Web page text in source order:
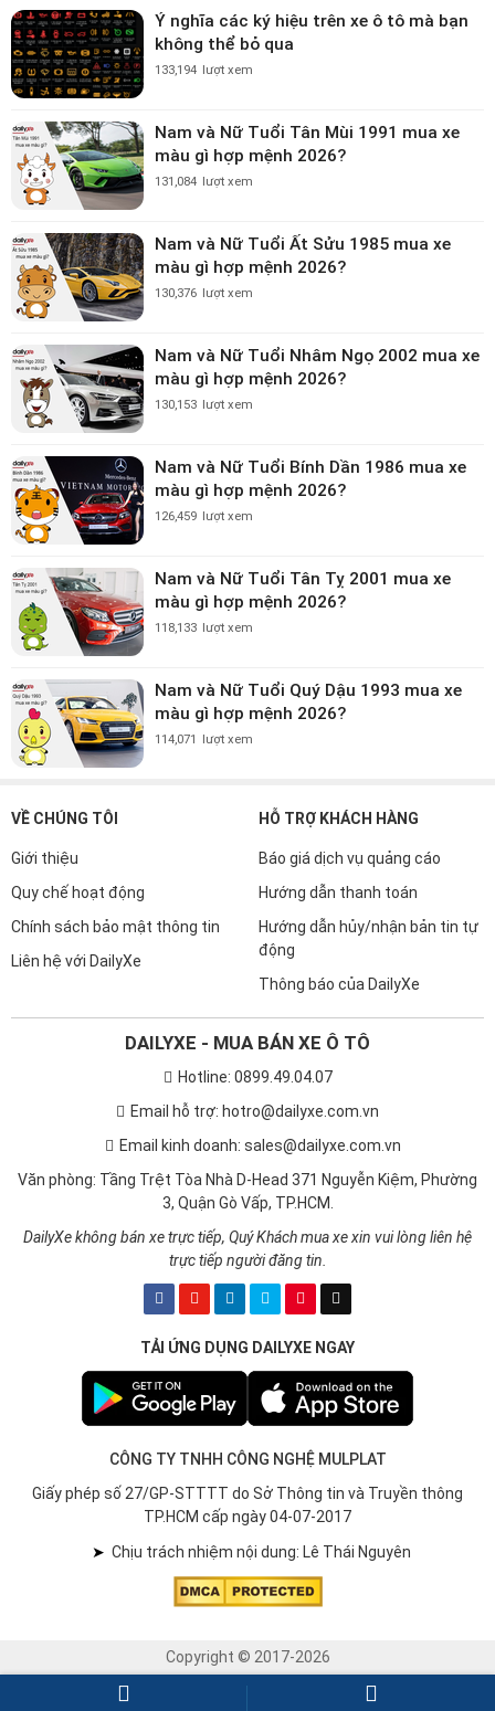
Ý nghĩa các ký hiệu trên xe ô tô mà bạn
không thể bỏ qua
133,194 lượt xem
Nam và Nữ Tuổi Tân Mùi 1991 mua xe
màu gì hợp mệnh 2026?
131,084 lượt xem
Nam và Nữ Tuổi Ất Sửu 1985 mua xe
màu gì hợp mệnh 2026?
130,376 lượt xem
Nam và Nữ Tuổi Nhâm Ngọ 2002 mua xe
màu gì hợp mệnh 2026?
130,153 lượt xem
Nam và Nữ Tuổi Bính Dần 1986 mua xe
màu gì hợp mệnh 2026?
126,459 lượt xem
Nam và Nữ Tuổi Tân Tỵ 2001 mua xe
màu gì hợp mệnh 2026?
118,133 lượt xem
Nam và Nữ Tuổi Quý Dậu 1993 mua xe
màu gì hợp mệnh 2026?
114,071 lượt xem
VỀ CHÚNG TÔI
Giới thiệu
Quy chế hoạt động
Chính sách bảo mật thông tin
Liên hệ với DailyXe
HỖ TRỢ KHÁCH HÀNG
Báo giá dịch vụ quảng cáo
Hướng dẫn thanh toán
Hướng dẫn hủy/nhận bản tin tự
động
Thông báo của DailyXe
DAILYXE - MUA BÁN XE Ô TÔ
Hotline: 0899.49.04.07
Email hỗ trợ: hotro@dailyxe.com.vn
Email kinh doanh: sales@dailyxe.com.vn
Văn phòng: Tầng Trệt Tòa Nhà D-Head 371 Nguyễn Kiệm, Phường
3, Quận Gò Vấp, TP.HCM.
DailyXe không bán xe trực tiếp, Quý Khách mua xe xin vui lòng liên hệ
trực tiếp người đăng tin.
TẢI ỨNG DỤNG DAILYXE NGAY
CÔNG TY TNHH CÔNG NGHỆ MULPLAT
Giấy phép số 27/GP-STTTT do Sở Thông tin và Truyền thông
TP.HCM cấp ngày 04-07-2017
➤ Chịu trách nhiệm nội dung: Lê Thái Nguyên
Copyright © 2017-2026